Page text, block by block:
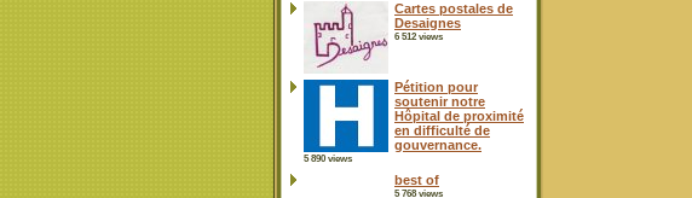
Cartes postales de
Desaignes
6 512 views
Pétition pour
soutenir notre
Hôpital de proximité
en difficulté de
gouvernance.
5 890 views
best of
5 768 views